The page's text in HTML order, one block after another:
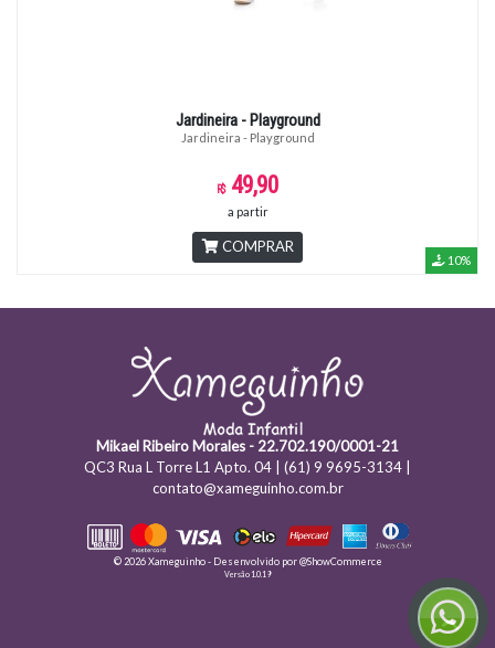
Jardineira - Playground
Jardineira - Playground
49,90
a partir
COMPRAR
10%
Mikael Ribeiro Morales - 22.702.190/0001-21
QC3 Rua L Torre L1 Apto. 04 | (61) 9 9695-3134 |
contato@xameguinho.com.br
© 2026 Xameguinho - Desenvolvido por@ShowCommerce
Versão 1.0.19